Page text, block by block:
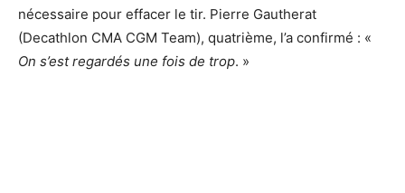
nécessaire pour effacer le tir. Pierre Gautherat
(Decathlon CMA CGM Team), quatrième, l’a confirmé : «
On s’est regardés une fois de trop. »